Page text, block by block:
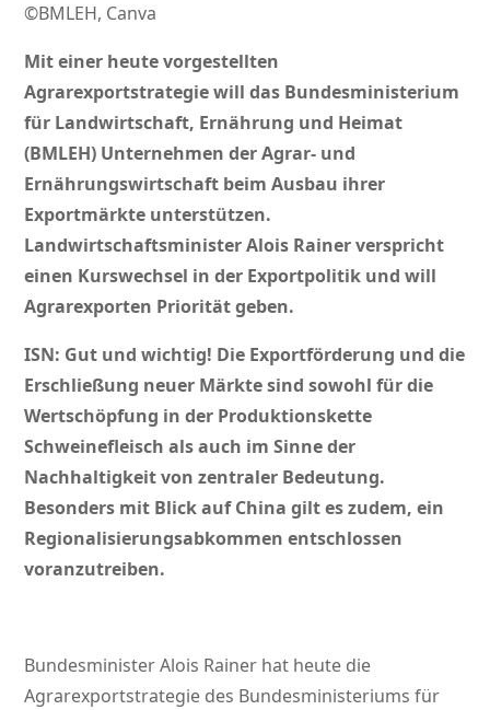
©BMLEH, Canva
Mit einer heute vorgestellten
Agrarexportstrategie will das Bundesministerium
für Landwirtschaft, Ernährung und Heimat
(BMLEH) Unternehmen der Agrar- und
Ernährungswirtschaft beim Ausbau ihrer
Exportmärkte unterstützen.
Landwirtschaftsminister Alois Rainer verspricht
einen Kurswechsel in der Exportpolitik und will
Agrarexporten Priorität geben.
ISN: Gut und wichtig! Die Exportförderung und die
Erschließung neuer Märkte sind sowohl für die
Wertschöpfung in der Produktionskette
Schweinefleisch als auch im Sinne der
Nachhaltigkeit von zentraler Bedeutung.
Besonders mit Blick auf China gilt es zudem, ein
Regionalisierungsabkommen entschlossen
voranzutreiben.
Bundesminister Alois Rainer hat heute die
Agrarexportstrategie des Bundesministeriums für